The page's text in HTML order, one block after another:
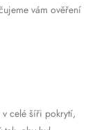
vám ověření
v celé šíři pokrytí,